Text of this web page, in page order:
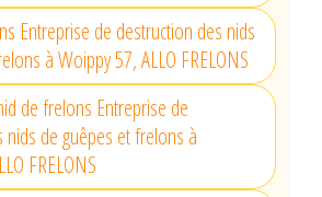
Entreprise de destruction des nids
à Woippy 57, ALLO FRELONS
de frelons Entreprise de
nids de guêpes et frelons à
FRELONS